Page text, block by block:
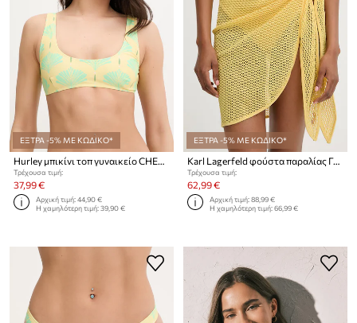
ΕΞΤΡΑ -5% ΜΕ ΚΩΔΙΚΟ*
Hurley μπικίνι τοπ γυναικείο CHEKIEST
Τρέχουσα τιμή:
37,99 €
Αρχική τιμή:44,90 €
Η χαμηλότερη τιμή:39,90 €
ΕΞΤΡΑ -5% ΜΕ ΚΩΔΙΚΟ*
Karl Lagerfeld φούστα παραλίας Γυναικεία
Τρέχουσα τιμή:
62,99 €
Αρχική τιμή:88,99 €
Η χαμηλότερη τιμή:66,99 €